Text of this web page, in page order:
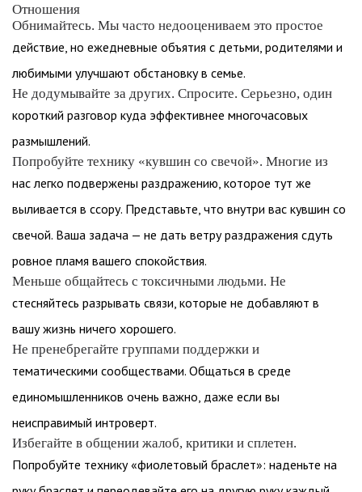
Отношения
Обнимайтесь. Мы часто недооцениваем это простое
действие, но ежедневные объятия с детьми, родителями и
любимыми улучшают обстановку в семье.
Не додумывайте за других. Спросите. Серьезно, один
короткий разговор куда эффективнее многочасовых
размышлений.
Попробуйте технику «кувшин со свечой». Многие из
нас легко подвержены раздражению, которое тут же
выливается в ссору. Представьте, что внутри вас кувшин со
свечой. Ваша задача — не дать ветру раздражения сдуть
ровное пламя вашего спокойствия.
Меньше общайтесь с токсичными людьми. Не
стесняйтесь разрывать связи, которые не добавляют в
вашу жизнь ничего хорошего.
Не пренебрегайте группами поддержки и
тематическими сообществами. Общаться в среде
единомышленников очень важно, даже если вы
неисправимый интроверт.
Избегайте в общении жалоб, критики и сплетен.
Попробуйте технику «фиолетовый браслет»: наденьте на